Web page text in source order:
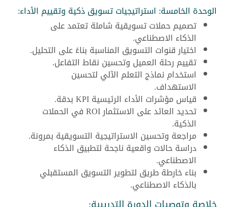
الوحدة الخامسة: استراتيجيات تسويق ذكية وتقييم الأداء:
تصميم حملات تسويقية شاملة تعتمد على
الذكاء الاصطناعي.
اختيار قنوات التسويق المناسبة بناءً على التحليل.
تقييم رحلة العميل وتحسين نقاط التفاعل.
استخدام نماذج التعلم الآلي لتحسين
الاستهداف.
قياس مؤشرات الأداء الرئيسية KPI بدقة.
تحديد العائد على الاستثمار ROI في الحملات
الذكية.
مراجعة وتحسين الاستراتيجية التسويقية بمرونة.
دراسة حالات واقعية ناجحة لتطبيق الذكاء
الاصطناعي.
بناء خارطة طريق لتطوير التسويق المستقبلي
بالذكاء الاصطناعي.